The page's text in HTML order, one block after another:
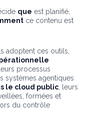
que est planifié,
ce contenu est
adoptent ces outils,
processus
systèmes agentiques
le cloud public , leurs
formées et
du contrôle